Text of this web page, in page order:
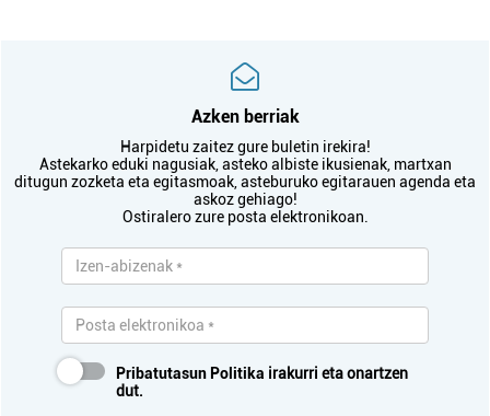
Azken berriak
Harpidetu zaitez gure buletin irekira!
Astekarko eduki nagusiak, asteko albiste ikusienak, martxan
ditugun zozketa eta egitasmoak, asteburuko egitarauen agenda eta
askoz gehiago!
Ostiralero zure posta elektronikoan.
Pribatutasun Politika irakurri eta onartzen
dut.